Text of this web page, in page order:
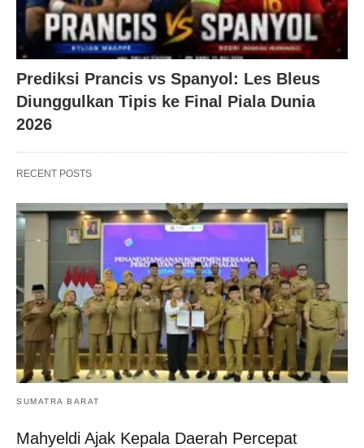
Prediksi Prancis vs Spanyol: Les Bleus
Diunggulkan Tipis ke Final Piala Dunia
2026
RECENT POSTS
SUMATRA BARAT
Mahyeldi Ajak Kepala Daerah Percepat